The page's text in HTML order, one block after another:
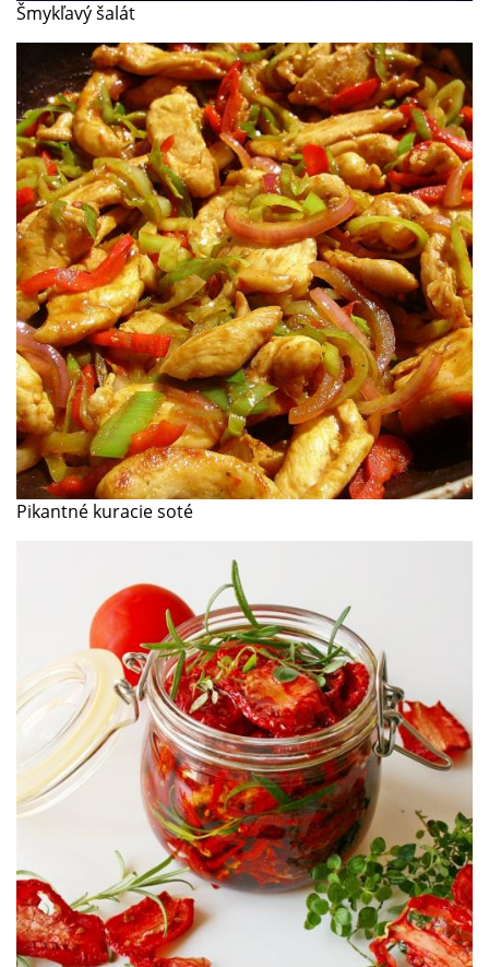
Šmykľavý šalát
Pikantné kuracie soté